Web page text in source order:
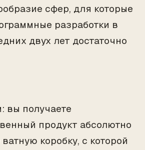
сфер, для которые
разработки в
двух лет достаточно
вы получаете
продукт абсолютно
коробку, с которой